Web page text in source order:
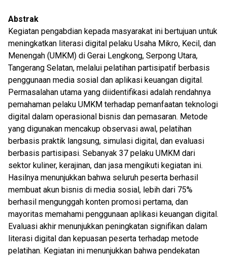
Abstrak
Kegiatan pengabdian kepada masyarakat ini bertujuan untuk
meningkatkan literasi digital pelaku Usaha Mikro, Kecil, dan
Menengah (UMKM) di Gerai Lengkong, Serpong Utara,
Tangerang Selatan, melalui pelatihan partisipatif berbasis
penggunaan media sosial dan aplikasi keuangan digital.
Permasalahan utama yang diidentifikasi adalah rendahnya
pemahaman pelaku UMKM terhadap pemanfaatan teknologi
digital dalam operasional bisnis dan pemasaran. Metode
yang digunakan mencakup observasi awal, pelatihan
berbasis praktik langsung, simulasi digital, dan evaluasi
berbasis partisipasi. Sebanyak 37 pelaku UMKM dari
sektor kuliner, kerajinan, dan jasa mengikuti kegiatan ini.
Hasilnya menunjukkan bahwa seluruh peserta berhasil
membuat akun bisnis di media sosial, lebih dari 75%
berhasil mengunggah konten promosi pertama, dan
mayoritas memahami penggunaan aplikasi keuangan digital.
Evaluasi akhir menunjukkan peningkatan signifikan dalam
literasi digital dan kepuasan peserta terhadap metode
pelatihan. Kegiatan ini menunjukkan bahwa pendekatan